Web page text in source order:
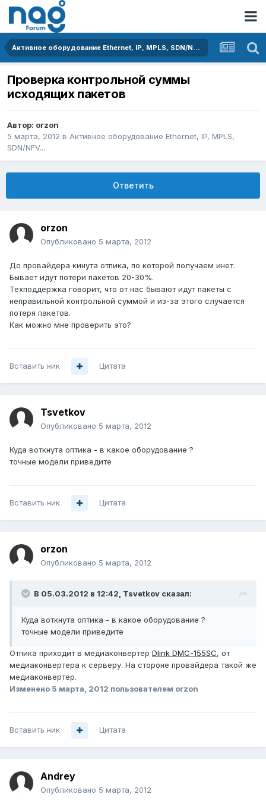
Активное оборудование Ethernet, IP, MPLS, SDN/NFV...
Проверка контрольной суммы
исходящих пакетов
Автор: orzon
5 марта, 2012 в Активное оборудование Ethernet, IP, MPLS,
SDN/NFV...
Ответить
orzon
Опубликовано 5 марта, 2012
До провайдера кинута отпика, по которой получаем инет.
Бывает идут потери пакетов 20-30%.
Техподдержка говорит, что от нас бывают идут пакеты с
неправильной контрольной суммой и из-за этого случается
потеря пакетов.
Как можно мне проверить это?
Вставить ник Цитата
Tsvetkov
Опубликовано 5 марта, 2012
Куда воткнута оптика - в какое оборудование ?
точные модели приведите
Вставить ник Цитата
orzon
Опубликовано 5 марта, 2012
В 05.03.2012 в 12:42, Tsvetkov сказал:
Куда воткнута оптика - в какое оборудование ?
точные модели приведите
Отпика приходит в медиаконвертер Dlink DMC-155SC, от
медиаконвертера к серверу. На стороне провайдера такой же
медиаконвертер.
Изменено 5 марта, 2012 пользователем orzon
Вставить ник Цитата
Аndrey
Опубликовано 5 марта, 2012